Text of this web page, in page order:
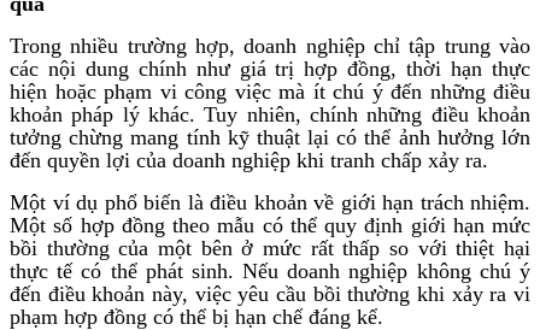
Trong nhiều trường hợp, doanh nghiệp chỉ tập trung vào
các nội dung chính như giá trị hợp đồng, thời hạn thực
hiện hoặc phạm vi công việc mà ít chú ý đến những điều
khoản pháp lý khác. Tuy nhiên, chính những điều khoản
tưởng chừng mang tính kỹ thuật lại có thể ảnh hưởng lớn
đến quyền lợi của doanh nghiệp khi tranh chấp xảy ra.
Một ví dụ phổ biến là điều khoản về giới hạn trách nhiệm.
Một số hợp đồng theo mẫu có thể quy định giới hạn mức
bồi thường của một bên ở mức rất thấp so với thiệt hại
thực tế có thể phát sinh. Nếu doanh nghiệp không chú ý
đến điều khoản này, việc yêu cầu bồi thường khi xảy ra vi
phạm hợp đồng có thể bị hạn chế đáng kể.